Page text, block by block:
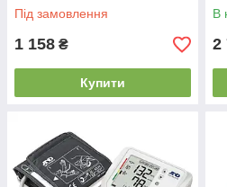
Під замовлення
1 158 ₴
Купити
В
2